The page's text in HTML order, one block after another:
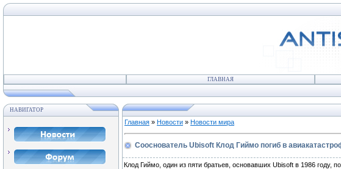
ГЛАВНАЯ
НАВИГАТОР
Главная » Новости » Новости мира
Сооснователь Ubisoft Клод Гиймо погиб в
Клод Гиймо, один из пяти братьев, основавших Ubisoft в 1986 году,